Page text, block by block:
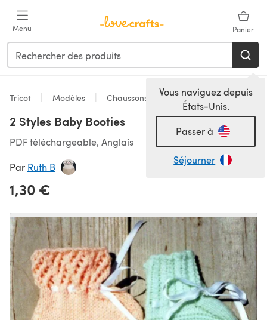
Menu Panier
Vous naviguez depuis
États-Unis.
Passer à
Séjourner
Tricot Modèles Chaussons
2 Styles Baby Booties
PDF téléchargeable, Anglais
Par Ruth B
1,30 €